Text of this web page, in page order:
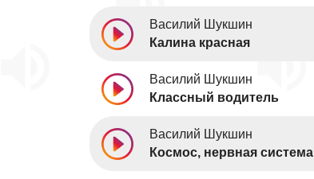
Василий Шукшин
Калина красная
Василий Шукшин
Классный водитель
Василий Шукшин
Космос, нервная система